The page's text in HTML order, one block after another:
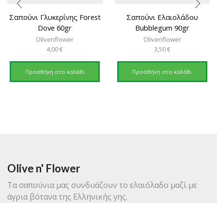
Σαπούνι Γλυκερίνης Forest
Dove 60gr
Olivenflower
4,00€
Προσθήκη στο καλάθι
Σαπούνι Ελαιολάδου
Bubblegum 90gr
Olivenflower
3,50€
Προσθήκη στο καλάθι
Olive n' Flower
Τα σαπούνια μας συνδυάζουν το ελαιόλαδο μαζί με
άγρια βότανα της Ελληνικής γης.